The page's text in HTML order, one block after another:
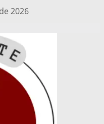
2026